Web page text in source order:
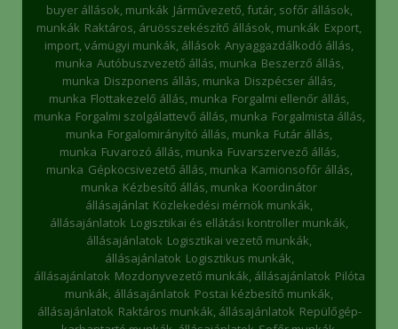
buyer állások, munkák Járművezető, futár, sofőr állások,
munkák Raktáros, áruösszekészítő állások, munkák Export,
import, vámügyi munkák, állások Anyaggazdálkodó állás,
munka Autóbuszvezető állás, munka Beszerző állás,
munka Diszponens állás, munka Diszpécser állás,
munka Flottakezelő állás, munka Forgalmi ellenőr állás,
munka Forgalmi szolgálattevő állás, munka Forgalmista állás,
munka Forgalomirányító állás, munka Futár állás,
munka Fuvarozó állás, munka Fuvarszervező állás,
munka Gépkocsivezető állás, munka Kamionsofőr állás,
munka Kézbesítő állás, munka Koordinátor
állásajánlat Közlekedési mérnök munkák,
állásajánlatok Logisztikai és ellátási kontroller munkák,
állásajánlatok Logisztikai vezető munkák,
állásajánlatok Logisztikus munkák,
állásajánlatok Mozdonyvezető munkák, állásajánlatok Pilóta
munkák, állásajánlatok Postai kézbesítő munkák,
állásajánlatok Raktáros munkák, állásajánlatok Repülőgép-